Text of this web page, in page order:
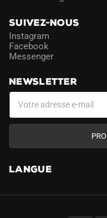
SUIVEZ-NOUS
Instagram
Facebook
Messenger
NEWSLETTER
LANGUE